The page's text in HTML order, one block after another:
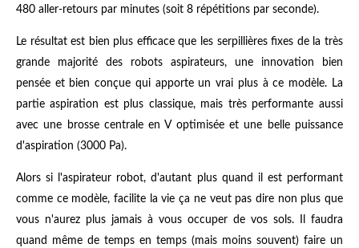
480 aller-retours par minutes (soit 8 répétitions par seconde).
Le résultat est bien plus efficace que les serpillières fixes de la très
grande majorité des robots aspirateurs, une innovation bien
pensée et bien conçue qui apporte un vrai plus à ce modèle. La
partie aspiration est plus classique, mais très performante aussi
avec une brosse centrale en V optimisée et une belle puissance
d'aspiration (3000 Pa).
Alors si l'aspirateur robot, d'autant plus quand il est performant
comme ce modèle, facilite la vie ça ne veut pas dire non plus que
vous n'aurez plus jamais à vous occuper de vos sols. Il faudra
quand même de temps en temps (mais moins souvent) faire un